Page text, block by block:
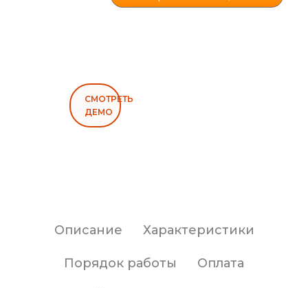
СМОТРЕТЬ
ДЕМО
Описание Характеристики
Порядок работы Оплата